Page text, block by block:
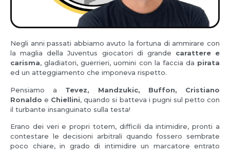
Negli anni passati abbiamo avuto la fortuna di ammirare con
la maglia della Juventus giocatori di grande carattere e
carisma, gladiatori, guerrieri, uomini con la faccia da pirata
ed un atteggiamento che imponeva rispetto.
Pensiamo a Tevez, Mandzukic, Buffon, Cristiano
Ronaldo e Chiellini, quando si batteva i pugni sul petto con
il turbante insanguinato sulla testa!
Erano dei veri e propri totem, difficili da intimidire, pronti a
contestare le decisioni arbitrali quando fossero sembrate
poco chiare, in grado di intimidire un marcatore entrato